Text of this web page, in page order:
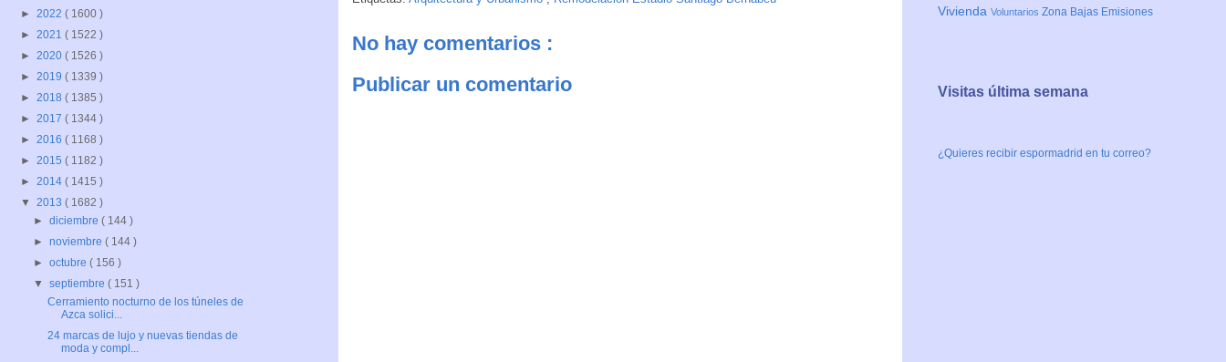
No hay comentarios :
Publicar un comentario
► 2022 ( 1600 )
► 2021 ( 1522 )
► 2020 ( 1526 )
► 2019 ( 1339 )
► 2018 ( 1385 )
► 2017 ( 1344 )
► 2016 ( 1168 )
► 2015 ( 1182 )
► 2014 ( 1415 )
▼ 2013 ( 1682 )
►diciembre( 144 )
►noviembre( 144 )
►octubre( 156 )
▼septiembre( 151 )
Cerramiento nocturno de los túneles de
Azca solici...
24 marcas de lujo y nuevas tiendas de
moda y compl...
Vivienda Voluntarios Zona Bajas Emisiones
Visitas última semana
¿Quieres recibir espormadrid en tu correo?